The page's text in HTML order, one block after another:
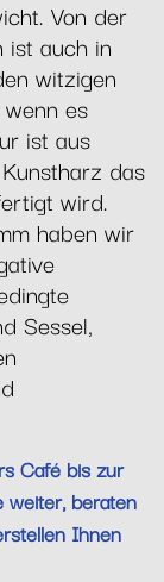
Von der
ist auch in
witzigen
es
ist aus
das
wird.
haben wir
Sessel,
Café bis zur
beraten
Ihnen